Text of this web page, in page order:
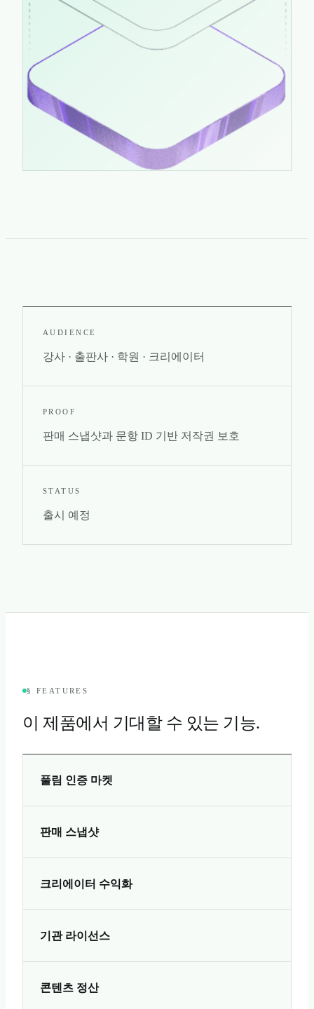
AUDIENCE
강사 · 출판사 · 학원 · 크리에이터
PROOF
판매 스냅샷과 문항 ID 기반 저작권 보호
STATUS
출시 예정
§ FEATURES
이 제품에서 기대할 수 있는 기능.
풀림 인증 마켓
판매 스냅샷
크리에이터 수익화
기관 라이선스
콘텐츠 정산